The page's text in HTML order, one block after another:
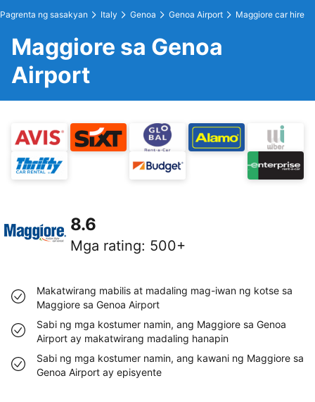
Pagrenta ng sasakyan Italy Genoa Genoa Airport Maggiore car hire
Maggiore sa Genoa
Airport
8.6
Mga rating: 500+
Makatwirang mabilis at madaling mag-iwan ng kotse sa
Maggiore sa Genoa Airport
Sabi ng mga kostumer namin, ang Maggiore sa Genoa
Airport ay makatwirang madaling hanapin
Sabi ng mga kostumer namin, ang kawani ng Maggiore sa
Genoa Airport ay episyente